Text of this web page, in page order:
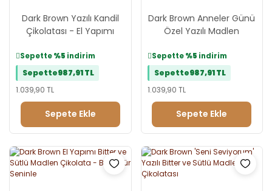
Dark Brown Yazılı Kandil
Çikolatası - El Yapımı
Sepette%5 indirim
Sepette987,91 TL
1.039,90 TL
Sepete Ekle
Dark Brown Anneler Günü
Özel Yazılı Madlen
Sepette%5 indirim
Sepette987,91 TL
1.039,90 TL
Sepete Ekle